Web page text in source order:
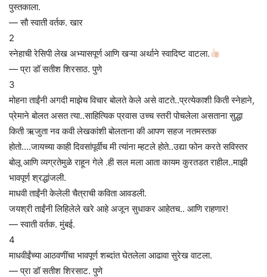
पुस्तकाला.
— सौ स्वाती वर्तक. खार
2
स्नेहाची रेसिपी लेख अभ्यासपूर्ण आणि खऱ्या अर्थाने स्वादिष्ट वाटला.
— प्रा डॉ सतीश शिरसाठ. पुणे
3
मोहना ताईंनी अगदी माझेच विचार बोलते केले असे वाटते..प्रत्येकाशी किती स्नेहाने,
प्रेमाने बोलत असत त्या..साहित्यिक प्रवास उच्च स्तरी पोचलेला असताना सुद्धा
किती ऋजुता नव कवी लेखकांशी बोलताना की आपण सहज नतमस्तक
होतो….जायच्या काही दिवसांपूर्वीच मी त्यांना म्हटले होते..उद्या फोन करते सविस्तर
बोलू आणि व्यग्रतेमुळे राहून गेले .ही सल मला आता कायम कुरतडत राहील..माझी
भावपूर्ण श्रद्धांजली.
माधवी ताईंनी केलेली चैत्राची कविता आवडली.
जयश्री ताईंनी लिहिलेले खरे आहे अजून सुधाकर आहेतच.. आणि राहणार!
— स्वाती वर्तक. मुंबई.
4
माधवीईंच्या आठवणींचा भावपूर्ण शब्दांत घेतलेला आढावा सुरेख वाटला.
— प्रा डॉ सतीश शिरसाट. पुणे